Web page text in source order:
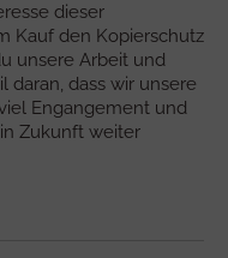
dieser
Kauf den Kopierschutz
unsere Arbeit und
daran, dass wir unsere
Engangement und
Zukunft weiter